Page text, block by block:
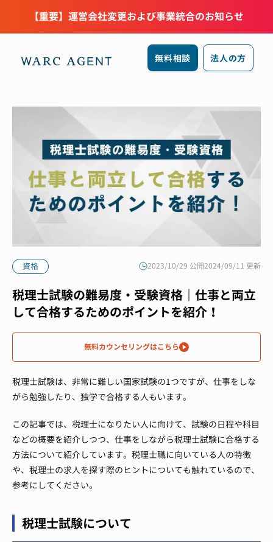
【重要】運営会社変更および事業統合のお知らせ
無料相談 法人の方
資格 2023/10/29 公開2024/09/11 更新
税理士試験の難易度・受験資格｜仕事と両立
して合格するためのポイントを紹介！
無料カウンセリングはこちら
税理士試験は、非常に難しい国家試験の1つですが、仕事をしな
がら勉強したり、独学で合格する人もいます。
この記事では、税理士になりたい人に向けて、試験の日程や科目
などの概要を紹介しつつ、仕事をしながら税理士試験に合格する
方法について紹介しています。税理士職に向いている人の特徴
や、税理士の求人を探す際のヒントについても触れているので、
参考にしてください。
税理士試験について